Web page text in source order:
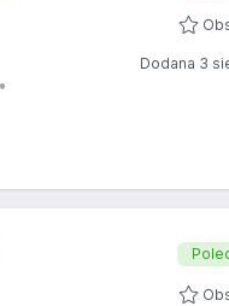
Dodana 3